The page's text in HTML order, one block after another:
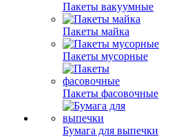
Пакеты вакуумные
Пакеты майка
Пакеты мусорные
Пакеты фасовочные
Бумага для выпечки